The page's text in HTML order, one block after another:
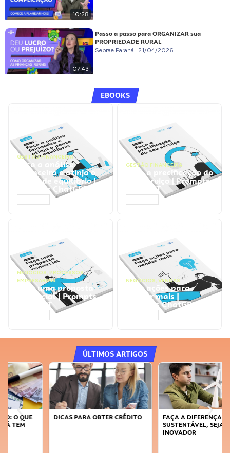
10:28
07:43
Passo a passo para ORGANIZAR sua
PROPRIEDADE RURAL
Sebrae Paraná 21/04/2026
EBOOKS
GESTÃO FINANCEIRA
Faça a análise
financeira e atinja o
ponto de equilíbrio |
Prompts ChatGPT
GESTÃO FINANCEIRA
Faça a precificação do
seu serviço | Prompts
ChatGPT
NEGÓCIOS, PROCESSOS
EMPRESARIAIS
Faça uma proposta
comercial | Prompts
ChatGPT
NEGÓCIOS, VENDAS
Faça ações para
vender mais |
Prompts ChatGPT
ÚLTIMOS ARTIGOS
DICAS PARA OBTER CRÉDITO
FAÇA A DIFERENÇA: SEJA
SUSTENTÁVEL, SEJA